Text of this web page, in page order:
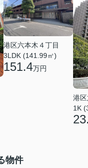
港区六本木４丁目
3LDK (141.99㎡)
151.4万円
港
1K
物件